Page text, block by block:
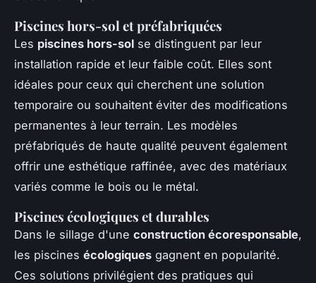
Piscines hors-sol et préfabriquées
Les piscines hors-sol se distinguent par leur
installation rapide et leur faible coût. Elles sont
idéales pour ceux qui cherchent une solution
temporaire ou souhaitent éviter des modifications
permanentes à leur terrain. Les modèles
préfabriqués de haute qualité peuvent également
offrir une esthétique raffinée, avec des matériaux
variés comme le bois ou le métal.
Piscines écologiques et durables
Dans le sillage d'une construction écoresponsable,
les piscines écologiques gagnent en popularité.
Ces solutions privilégient des pratiques qui